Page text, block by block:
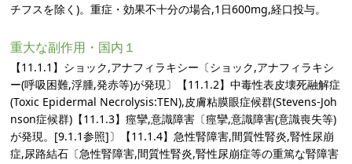
チフスを除く)。重症・効果不十分の場合,1日600mg,経口投与。
重大な副作用・国内１
【11.1.1】ショック,アナフィラキシー〔ショック,アナフィラキシ
ー(呼吸困難,浮腫,発赤等)が発現〕【11.1.2】中毒性表皮壊死融解症
(Toxic Epidermal Necrolysis:TEN),皮膚粘膜眼症候群(Stevens-Joh
nson症候群)【11.1.3】痙攣,意識障害〔痙攣,意識障害(意識喪失等)
が発現。[9.1.1参照]〕【11.1.4】急性腎障害,間質性腎炎,腎性尿崩
症,尿路結石〔急性腎障害,間質性腎炎,腎性尿崩症等の重篤な腎障害